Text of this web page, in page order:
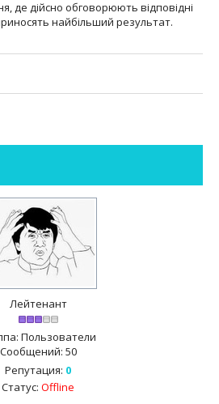
де дійсно обговорюють відповідні
найбільший результат.
Лейтенант
Пользователи
Сообщений: 50
Репутация: 0
Статус: Offline